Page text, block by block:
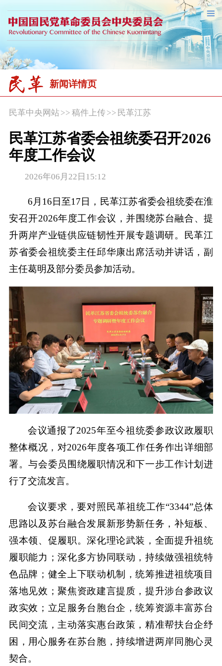
新闻详情页
民革中央网站>> 稿件上传 >> 民革江苏
民革江苏省委会祖统委召开2026
年度工作会议
2026年06月22日15:12
6月16日至17日，民革江苏省委会祖统委在淮
安召开2026年度工作会议，并围绕苏台融合、提
升两岸产业链供应链韧性开展专题调研。民革江
苏省委会祖统委主任邱华康出席活动并讲话，副
主任葛明及部分委员参加活动。
会议通报了2025年至今祖统委参政议政履职
整体概况，对2026年度各项工作任务作出详细部
署。与会委员围绕履职情况和下一步工作计划进
行了交流发言。
会议要求，要对照民革祖统工作“3344”总体
思路以及苏台融合发展新形势新任务，补短板、
强本领、促履职。深化理论武装，全面提升祖统
履职能力；深化多方协同联动，持续做强祖统特
色品牌；健全上下联动机制，统筹推进祖统项目
落地见效；聚焦资政建言提质，提升涉台参政议
政实效；立足服务台胞台企，统筹资源丰富苏台
民间交流，主动落实惠台政策，精准帮扶台企纾
困，用心服务在苏台胞，持续增进两岸同胞心灵
契合。